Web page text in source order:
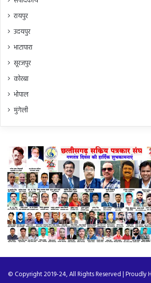
रायपुर
उदयपुर
भाटापारा
सूरजपुर
कोरबा
भोपाल
मुंगेली
© Copyright 2019-24, All Rights Reserved | Proudly